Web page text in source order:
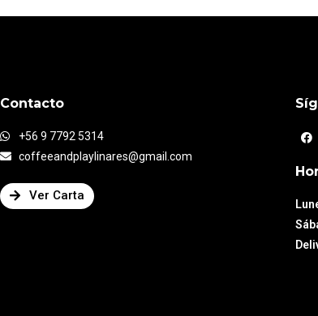
Contacto
+56 9 7792 5314
coffeeandplaylinares@gmail.com
Ver Carta